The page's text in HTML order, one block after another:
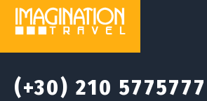
(+30) 210 5775777